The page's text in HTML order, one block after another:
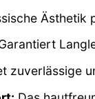
Ästhetik
zuverlässige